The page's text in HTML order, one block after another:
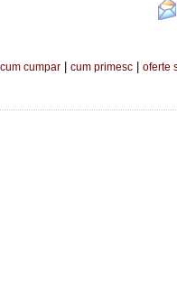
cum cumpar cum primesc oferte